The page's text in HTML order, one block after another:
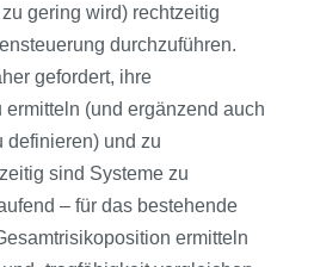
gering wird) rechtzeitig
durchzuführen.
gefordert, ihre
(und ergänzend auch
definieren) und zu
sind Systeme zu
– für das bestehende
ermitteln